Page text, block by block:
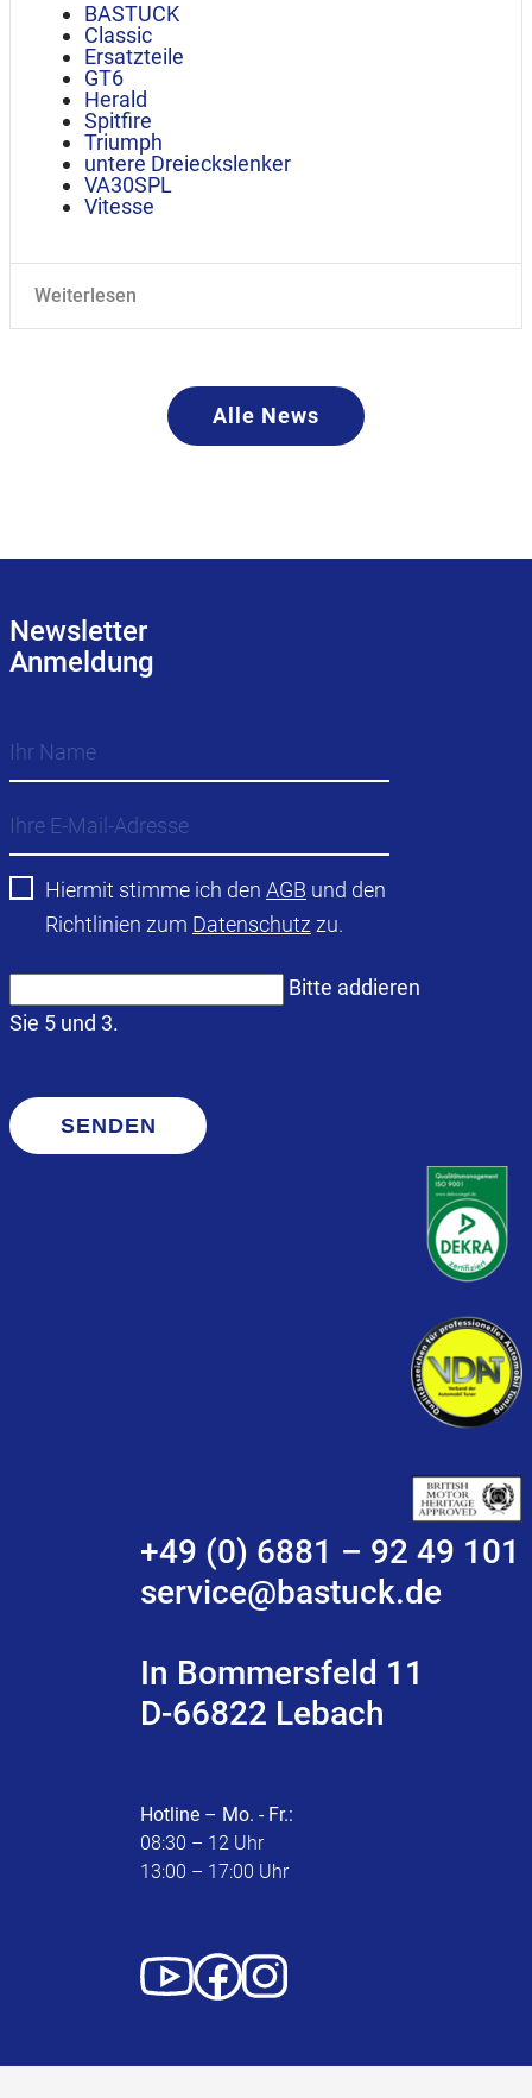
BASTUCK
Classic
Ersatzteile
GT6
Herald
Spitfire
Triumph
untere Dreieckslenker
VA30SPL
Vitesse
Weiterlesen
Alle News
Newsletter
Anmeldung
Hiermit stimme ich den AGB und den
Richtlinien zum Datenschutz zu.
Bitte addieren
Sie 5 und 3.
SENDEN
+49 (0) 6881 – 92 49 101
service@bastuck.de
In Bommersfeld 11
D-66822 Lebach
Hotline – Mo. - Fr.:
08:30 – 12 Uhr
13:00 – 17:00 Uhr